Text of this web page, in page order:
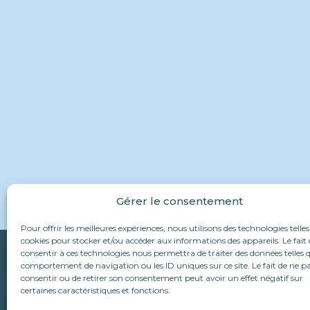
Gérer le consentement
Pour offrir les meilleures expériences, nous utilisons des technologies telles
cookies pour stocker et/ou accéder aux informations des appareils. Le fait
consentir à ces technologies nous permettra de traiter des données telles
comportement de navigation ou les ID uniques sur ce site. Le fait de ne
consentir ou de retirer son consentement peut avoir un effet négatif sur
certaines caractéristiques et fonctions.
Suivez-nous :
Nous écrire
Qui sommes-nous ?
L’association
Le refuge d’Alina &